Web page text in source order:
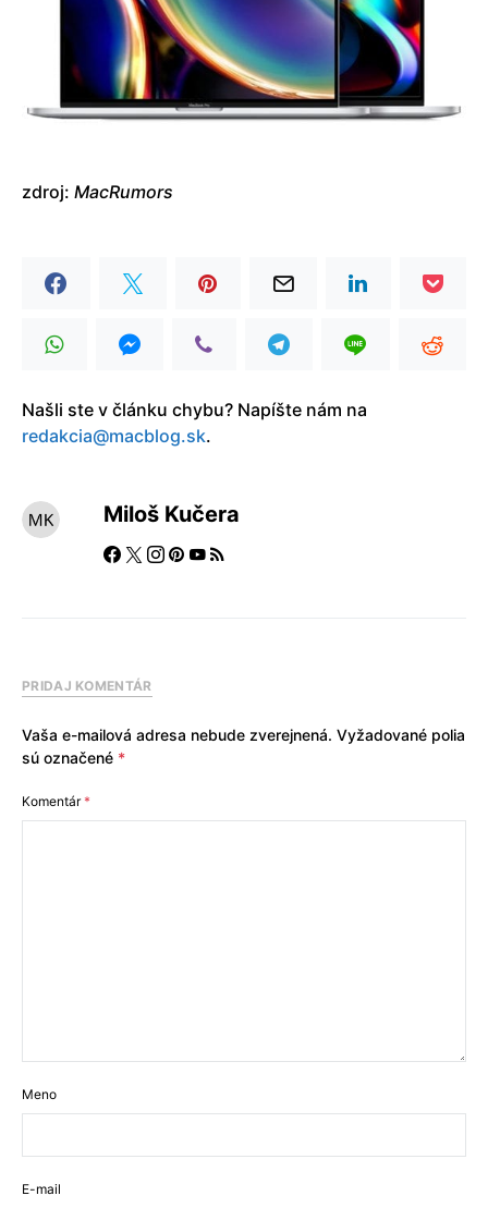
zdroj: MacRumors
Našli ste v článku chybu? Napíšte nám na
redakcia@macblog.sk.
Miloš Kučera
PRIDAJ KOMENTÁR
Vaša e-mailová adresa nebude zverejnená. Vyžadované polia
sú označené *
Komentár*
Meno
E-mail